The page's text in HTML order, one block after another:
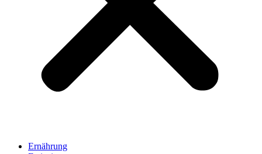
Ernährung